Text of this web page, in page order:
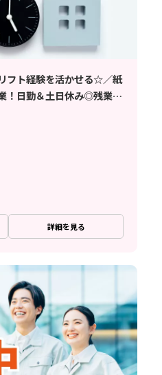
フト経験を活かせる☆／紙
！日勤＆土日休み◎残業少
詳細を見る